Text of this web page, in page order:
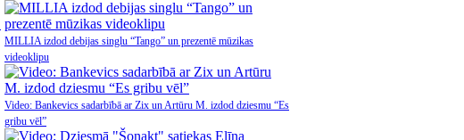
MILLIA izdod debijas singlu “Tango” un prezentē mūzikas
videoklipu
Video: Bankevics sadarbībā ar Zix un Artūru M. izdod dziesmu “Es
gribu vēl”